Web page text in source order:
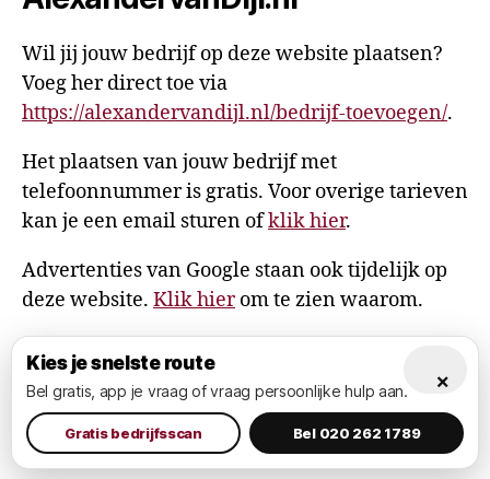
Wil jij jouw bedrijf op deze website plaatsen?
Voeg her direct toe via
https://alexandervandijl.nl/bedrijf-toevoegen/.
Het plaatsen van jouw bedrijf met
telefoonnummer is gratis. Voor overige tarieven
kan je een email sturen ofklik hier.
Advertenties van Google staan ook tijdelijk op
deze website. Klik hierom te zien waarom.
© 2026AlexandervanDijl.nl
Privacy Policy
Omhoog
×
Kies je snelste route
Bel gratis, app je vraag of vraag persoonlijke hulp aan.
Gratis bedrijfsscan Bel 020 262 1789